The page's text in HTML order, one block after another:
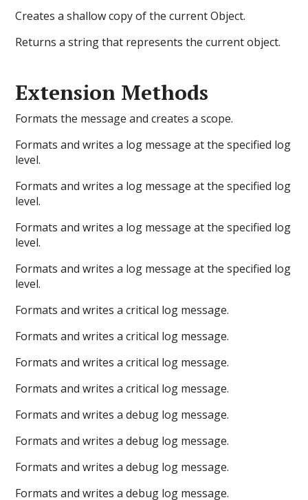
Creates a shallow copy of the current Object.
Returns a string that represents the current object.
Extension Methods
Formats the message and creates a scope.
Formats and writes a log message at the specified log
level.
Formats and writes a log message at the specified log
level.
Formats and writes a log message at the specified log
level.
Formats and writes a log message at the specified log
level.
Formats and writes a critical log message.
Formats and writes a critical log message.
Formats and writes a critical log message.
Formats and writes a critical log message.
Formats and writes a debug log message.
Formats and writes a debug log message.
Formats and writes a debug log message.
Formats and writes a debug log message.